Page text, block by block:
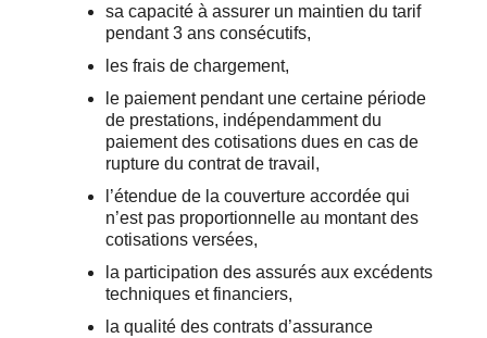
sa capacité à assurer un maintien du tarif
pendant 3 ans consécutifs,
les frais de chargement,
le paiement pendant une certaine période
de prestations, indépendamment du
paiement des cotisations dues en cas de
rupture du contrat de travail,
l’étendue de la couverture accordée qui
n’est pas proportionnelle au montant des
cotisations versées,
la participation des assurés aux excédents
techniques et financiers,
la qualité des contrats d’assurance